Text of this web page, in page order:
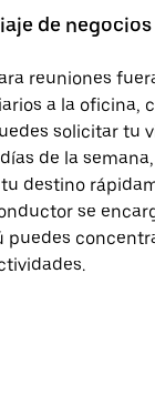
de negocios
reuniones
a la oficina,
solicitar tu
de la
destino
se
puedes